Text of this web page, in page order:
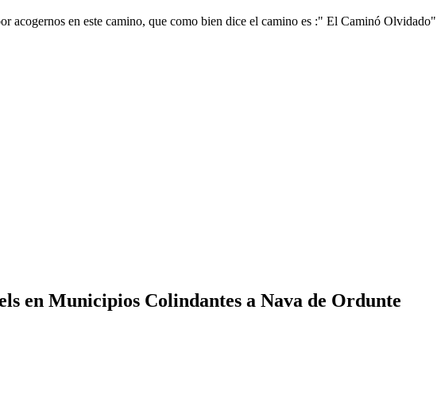
acogernos en este camino, que como bien dice el camino es :" El Caminó Olvidado"
en Municipios Colindantes a Nava de Ordunte